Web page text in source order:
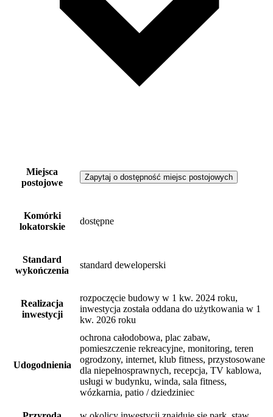
Miejsca
postojowe
Zapytaj o dostępność miejsc postojowych
Komórki
lokatorskie
dostępne
Standard
wykończenia
standard deweloperski
Realizacja
inwestycji
rozpoczęcie budowy w 1 kw. 2024 roku,
inwestycja została oddana do użytkowania w 1
kw. 2026 roku
Udogodnienia
ochrona całodobowa, plac zabaw,
pomieszczenie rekreacyjne, monitoring, teren
ogrodzony, internet, klub fitness, przystosowane
dla niepełnosprawnych, recepcja, TV kablowa,
usługi w budynku, winda, sala fitness,
wózkarnia, patio / dziedziniec